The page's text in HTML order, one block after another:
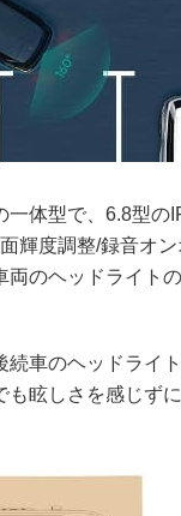
体型で、6.8型の
輝度調整/録音オ
のヘッドライト
車のヘッドライ
眩しさを感じず